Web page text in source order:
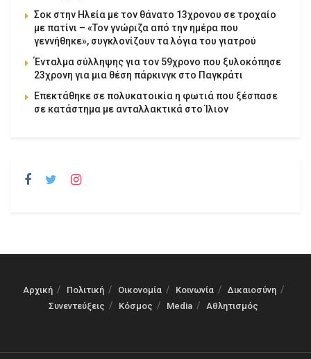
Σοκ στην Ηλεία με τον θάνατο 13χρονου σε τροχαίο
με πατίνι – «Τον γνώριζα από την ημέρα που
γεννήθηκε», συγκλονίζουν τα λόγια του γιατρού
Ένταλμα σύλληψης για τον 59χρονο που ξυλοκόπησε
23χρονη για μια θέση πάρκινγκ στο Παγκράτι
Επεκτάθηκε σε πολυκατοικία η φωτιά που ξέσπασε
σε κατάστημα με ανταλλακτικά στο Ίλιον
Αρχική Πολιτική Οικονομία Κοινωνία
Δικαιοσύνη
Συνεντεύξεις
Κόσμος Media Αθλητισμός